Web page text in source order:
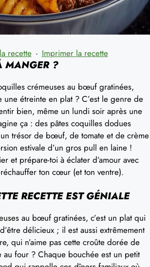
recette · Imprimer la recette
MANGER ?
crémeuses au bœuf gratinées,
une étreinte en plat ? C’est le genre de
bien, même un lundi soir après une
ça : des pâtes coquilles dodues
trésor de bœuf, de tomate et de crème
estivale d’un gros pull en laine !
et prépare-toi à éclater d’amour avec
ton cœur (et ton ventre).
RECETTE EST GÉNIALE
au bœuf gratinées, c’est un plat qui
délicieux ; il est aussi extrêmement
qui n’aime pas cette croûte dorée de
four ? Chaque bouchée est un petit